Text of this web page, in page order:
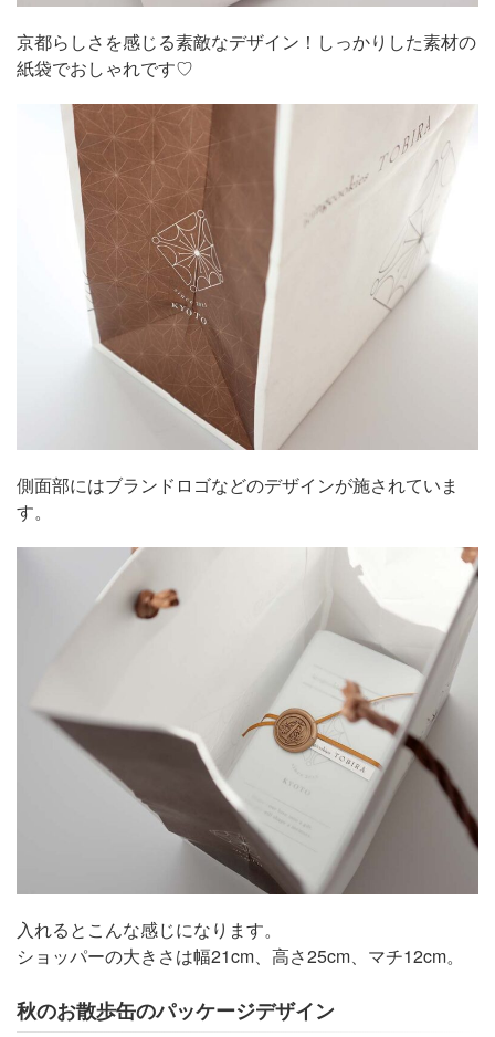
京都らしさを感じる素敵なデザイン！しっかりした素材の
紙袋でおしゃれです♡
側面部にはブランドロゴなどのデザインが施されていま
す。
入れるとこんな感じになります。
ショッパーの大きさは幅21cm、高さ25cm、マチ12cm。
秋のお散歩缶のパッケージデザイン